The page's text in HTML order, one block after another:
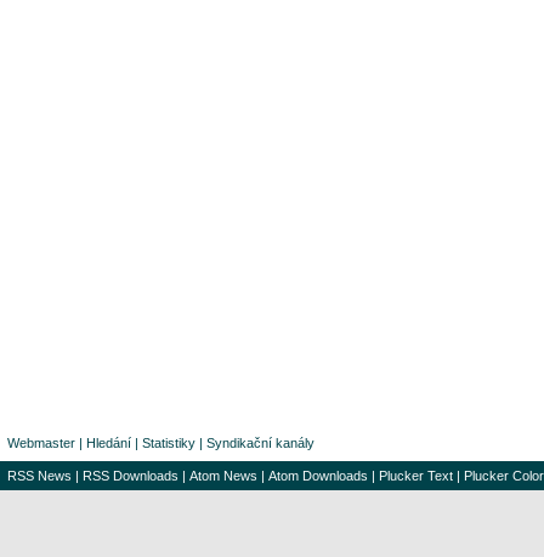
Webmaster | Hledání | Statistiky | Syndikační kanály
RSS News | RSS Downloads | Atom News | Atom Downloads | Plucker Text | Plucker Color